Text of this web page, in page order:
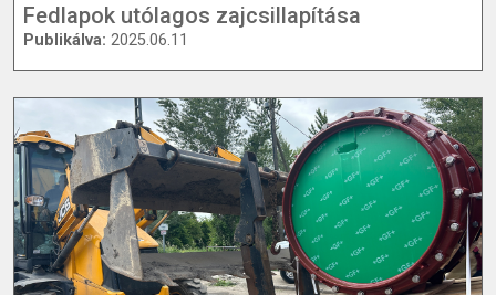
Fedlapok utólagos zajcsillapítása
Publikálva: 2025.06.11